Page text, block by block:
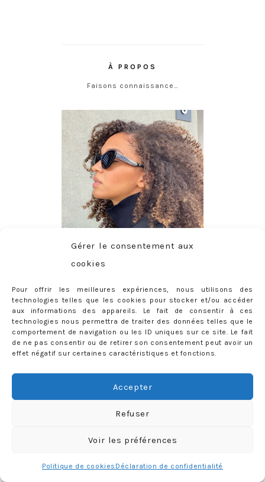
Gérer le consentement aux
cookies
Pour offrir les meilleures expériences, nous utilisons des
technologies telles que les cookies pour stocker et/ou accéder
aux informations des appareils. Le fait de consentir à ces
technologies nous permettra de traiter des données telles que le
comportement de navigation ou les ID uniques sur ce site. Le fait
de ne pas consentir ou de retirer son consentement peut avoir un
effet négatif sur certaines caractéristiques et fonctions.
Accepter
Refuser
Voir les préférences
Politique de cookies Déclaration de confidentialité
À PROPOS
Faisons connaissance…
CONTACT
priscilla@mercredie.com
mercredie